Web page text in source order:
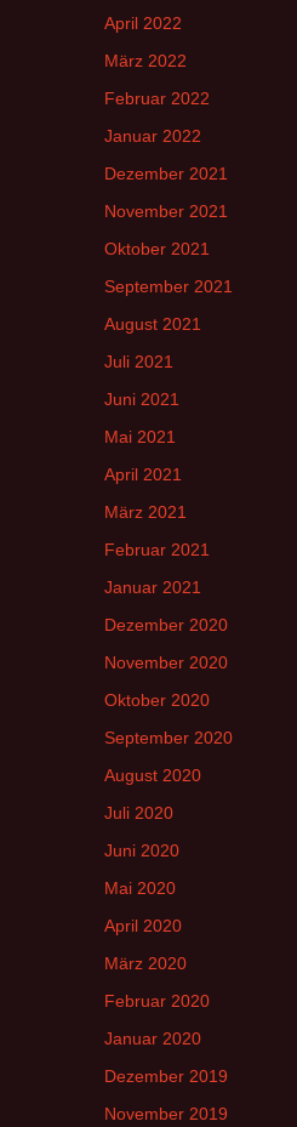
April 2022
März 2022
Februar 2022
Januar 2022
Dezember 2021
November 2021
Oktober 2021
September 2021
August 2021
Juli 2021
Juni 2021
Mai 2021
April 2021
März 2021
Februar 2021
Januar 2021
Dezember 2020
November 2020
Oktober 2020
September 2020
August 2020
Juli 2020
Juni 2020
Mai 2020
April 2020
März 2020
Februar 2020
Januar 2020
Dezember 2019
November 2019